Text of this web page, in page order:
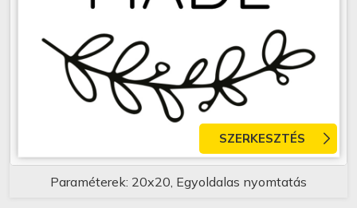
Paraméterek: 20x20, Egyoldalas nyomtatás
SZERKESZTÉS